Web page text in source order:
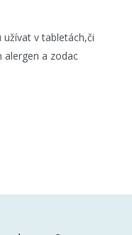
v tabletách,či
alergen a zodac